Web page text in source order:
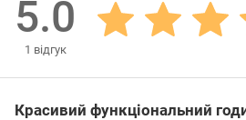
5.0
1 відгук
Красивий функціональний